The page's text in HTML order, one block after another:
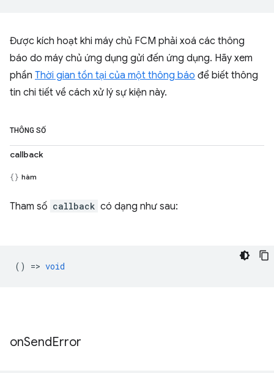
Được kích hoạt khi máy chủ FCM phải xoá các thông
báo do máy chủ ứng dụng gửi đến ứng dụng. Hãy xem
phần Thời gian tồn tại của một thông báo để biết thông
tin chi tiết về cách xử lý sự kiện này.
THÔNG SỐ
callback
hàm
Tham số callback có dạng như sau:
() => void
onSendError